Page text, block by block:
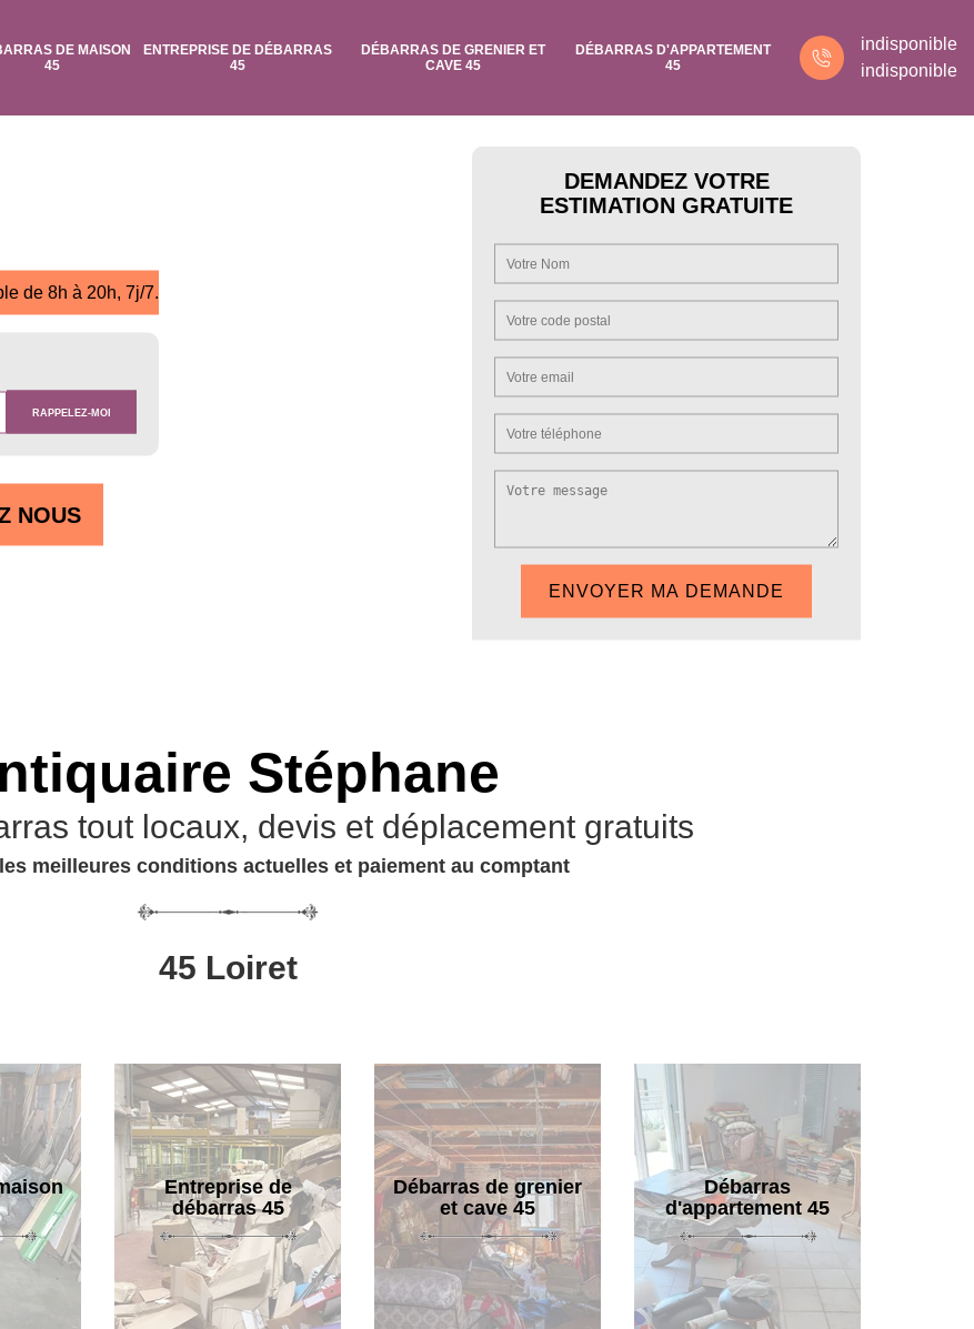
DE MAISON
45
ENTREPRISE DE DÉBARRAS
45
DÉBARRAS DE GRENIER ET
CAVE 45
DÉBARRAS D'APPARTEMENT
45
indisponible
indisponible
de 8h à 20h, 7j/7.
NOUS
DEMANDEZ VOTRE
ESTIMATION GRATUITE
Stéphane
tout locaux, devis et déplacement gratuits
meilleures conditions actuelles et paiement au comptant
45 Loiret
Entreprise de
débarras 45
Débarras de grenier
et cave 45
Débarras
d'appartement 45